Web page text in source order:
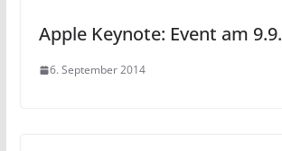
Apple Keynote: Event am 9.9.
6. September 2014